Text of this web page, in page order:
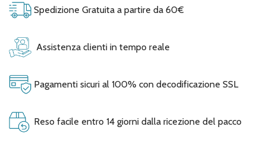
Spedizione Gratuita a partire da 60€
Assistenza clienti in tempo reale
Pagamenti sicuri al 100% con decodificazione SSL
Reso facile entro 14 giorni dalla ricezione del pacco